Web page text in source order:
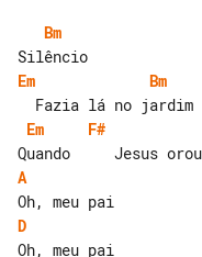
Bm
Em
Bm
Em
F#
A
D